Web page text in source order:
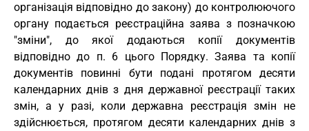
організація відповідно до закону) до контролюючого
органу подається реєстраційна заява з позначкою
"зміни", до якої додаються копії документів
відповідно до п. 6 цього Порядку. Заява та копії
документів повинні бути подані протягом десяти
календарних днів з дня державної реєстрації таких
змін, а у разі, коли державна реєстрація змін не
здійснюється, протягом десяти календарних днів з